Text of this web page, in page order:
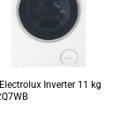
Inverter 11 kg